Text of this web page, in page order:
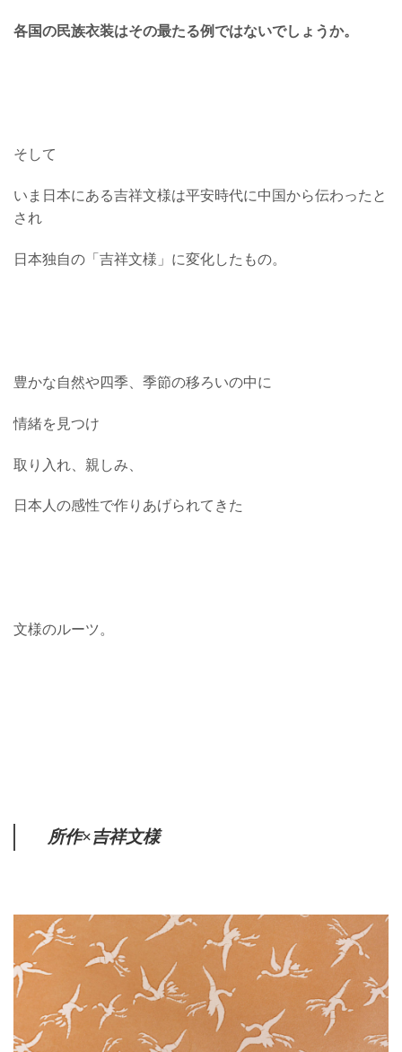
各国の民族衣装はその最たる例ではないでしょうか。
そして
いま日本にある吉祥文様は平安時代に中国から伝わったと
され
日本独自の「吉祥文様」に変化したもの。
豊かな自然や四季、季節の移ろいの中に
情緒を見つけ
取り入れ、親しみ、
日本人の感性で作りあげられてきた
文様のルーツ。
所作×吉祥文様